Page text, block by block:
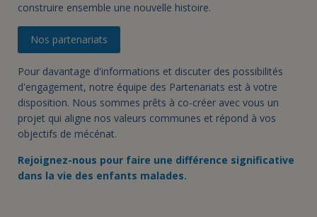
construire ensemble une nouvelle histoire.
Nos partenariats
Pour davantage d'informations et discuter des possibilités
d'engagement, notre équipe des Partenariats est à votre
disposition. Nous sommes prêts à co-créer avec vous un
projet qui aligne nos valeurs communes et répond à vos
objectifs de mécénat.
Rejoignez-nous pour faire une différence significative
dans la vie des enfants malades.